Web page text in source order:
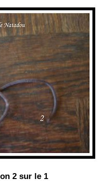
2 sur le 1